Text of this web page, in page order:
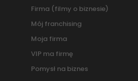
Firma (filmy o biznesie)
Mój franchising
Moja firma
VIP ma firmę
Pomysł na biznes